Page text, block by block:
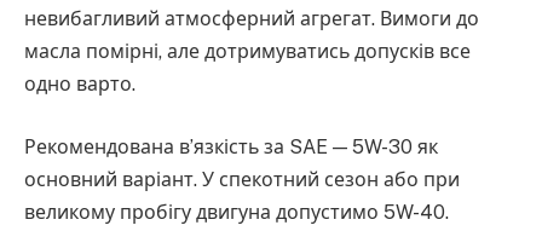
невибагливий атмосферний агрегат. Вимоги до
масла помірні, але дотримуватись допусків все
одно варто.
Рекомендована в’язкість за SAE — 5W-30 як
основний варіант. У спекотний сезон або при
великому пробігу двигуна допустимо 5W-40.